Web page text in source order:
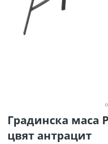
Градинска маса
цвят антрацит
Преминете
към
началото